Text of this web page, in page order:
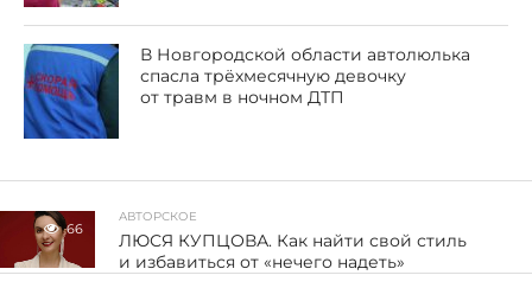
В Новгородской области автолюлька
спасла трёхмесячную девочку
от травм в ночном ДТП
66
АВТОРСКОЕ
ЛЮСЯ КУПЦОВА. Как найти свой стиль
и избавиться от «нечего надеть»